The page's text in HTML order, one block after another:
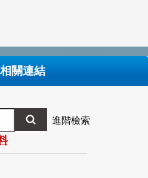
相關連結
進階檢索